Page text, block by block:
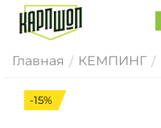
Главная / КЕМПИНГ /
-15%